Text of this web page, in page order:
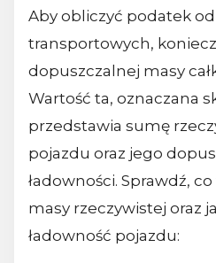
Aby obliczyć podatek
transportowych,
dopuszczalnej masy
Wartość ta, oznaczana
przedstawia sumę
pojazdu oraz jego
ładowności. Sprawdź,
masy rzeczywistej oraz
ładowność pojazdu: